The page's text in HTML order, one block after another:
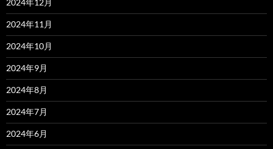
2024年11月
2024年10月
2024年9月
2024年8月
2024年7月
2024年6月